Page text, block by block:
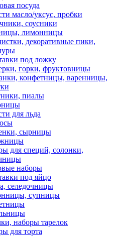
посуда
масло/уксус, пробки
соусники
лимонницы
декоративные пики,
под ложку
горки, фруктовницы
конфетницы, варенницы,
пиалы
для льда
сырницы
для специй, солонки,
наборы
под яйцо
селедочницы
супницы
наборы тарелок
для торта